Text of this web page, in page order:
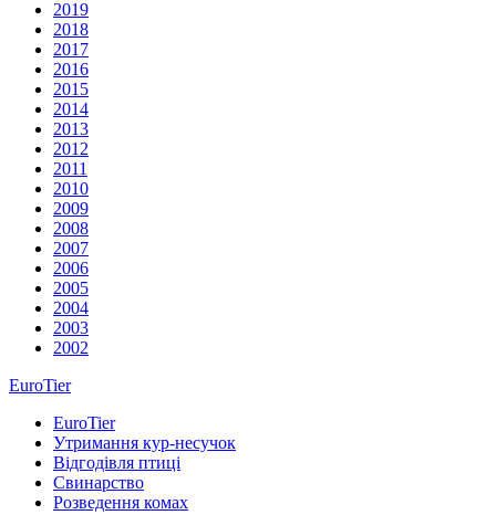
2019
2018
2017
2016
2015
2014
2013
2012
2011
2010
2009
2008
2007
2006
2005
2004
2003
2002
EuroTier
EuroTier
Утримання кур-несучок
Відгодівля птиці
Свинарство
Розведення комах